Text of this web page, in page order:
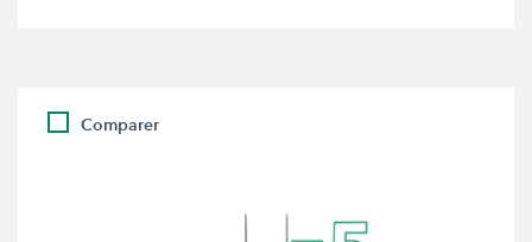
Comparer